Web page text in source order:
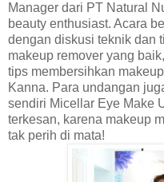
Manager dari PT Natural
beauty enthusiast. Acara
dengan diskusi teknik dan
makeup remover yang
tips membersihkan
Kanna. Para undangan
sendiri Micellar Eye Make
terkesan, karena makeup
tak perih di mata!